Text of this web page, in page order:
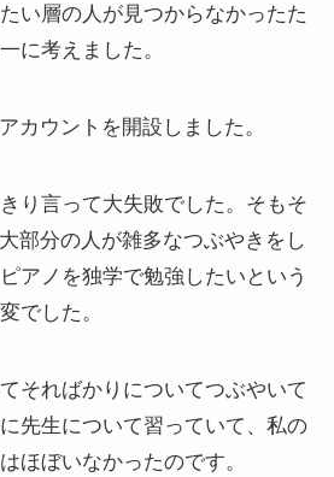
い層の人が見つからなかったた
に考えました。
カウントを開設しました。
り言って大失敗でした。そもそ
部分の人が雑多なつぶやきをし
アノを独学で勉強したいという
でした。
そればかりについてつぶやいて
先生について習っていて、私の
ほぼいなかったのです。